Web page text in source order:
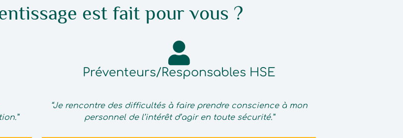
est fait pour vous ?
Préventeurs/Responsables HSE
“Je rencontre des difficultés à faire prendre conscience à mon
personnel de l’intérêt d’agir en toute sécurité.”